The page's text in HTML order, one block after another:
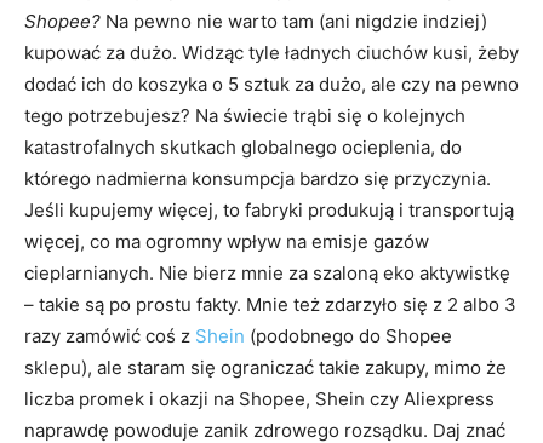
Shopee? Na pewno nie warto tam (ani nigdzie indziej)
kupować za dużo. Widząc tyle ładnych ciuchów kusi, żeby
dodać ich do koszyka o 5 sztuk za dużo, ale czy na pewno
tego potrzebujesz? Na świecie trąbi się o kolejnych
katastrofalnych skutkach globalnego ocieplenia, do
którego nadmierna konsumpcja bardzo się przyczynia.
Jeśli kupujemy więcej, to fabryki produkują i transportują
więcej, co ma ogromny wpływ na emisje gazów
cieplarnianych. Nie bierz mnie za szaloną eko aktywistkę
– takie są po prostu fakty. Mnie też zdarzyło się z 2 albo 3
razy zamówić coś z Shein (podobnego do Shopee
sklepu), ale staram się ograniczać takie zakupy, mimo że
liczba promek i okazji na Shopee, Shein czy Aliexpress
naprawdę powoduje zanik zdrowego rozsądku. Daj znać